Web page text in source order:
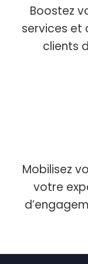
Boostez
services et
clients
Mobilisez
votre